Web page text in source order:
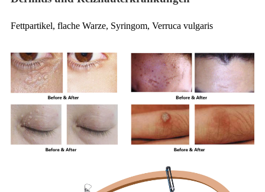
Fettpartikel, flache Warze, Syringom, Verruca vulgaris